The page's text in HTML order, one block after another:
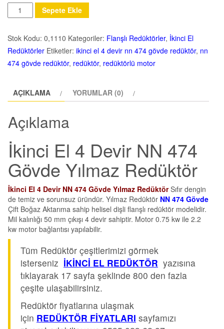
Miktar Sepete Ekle
Stok Kodu: 0,1110 Kategoriler: Flanşlı Redüktörler, İkinci El
Redüktörler Etiketler: ikinci el 4 devir nn 474 gövde redüktör, nn
474 gövde redüktör, redüktör, redüktörlü motor
AÇIKLAMA YORUMLAR (0)
Açıklama
İkinci El 4 Devir NN 474
Gövde Yılmaz Redüktör
İkinci El 4 Devir NN 474 Gövde Yılmaz RedüktörSıfır dengin
de temiz ve sorunsuz üründür. Yılmaz Redüktör NN 474 Gövde
Çift Boğaz Aktarıma sahip helisel dişli flanşlı redüktör modelidir.
Mil kalınlığı 50 mm çıkışı 4 devir sahiptir. Motor 0.75 kw ile 2.2
kw motor bağlantısı yapılabilir.
Tüm Redüktör çeşitlerimizi görmek
isterseniz İKİNCİ EL REDÜKTÖR yazısına
tıklayarak 17 sayfa şeklinde 800 den fazla
çeşite ulaşabilirsiniz.
Redüktör fiyatlarına ulaşmak
için REDÜKTÖR FİYATLARI sayfamızı